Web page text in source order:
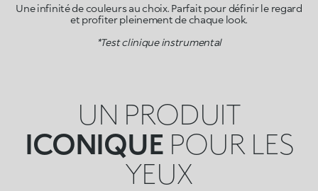
Une infinité de couleurs au choix. Parfait pour définir le regard
et profiter pleinement de chaque look.
*Test clinique instrumental
UN PRODUIT
ICONIQUE POUR LES
YEUX